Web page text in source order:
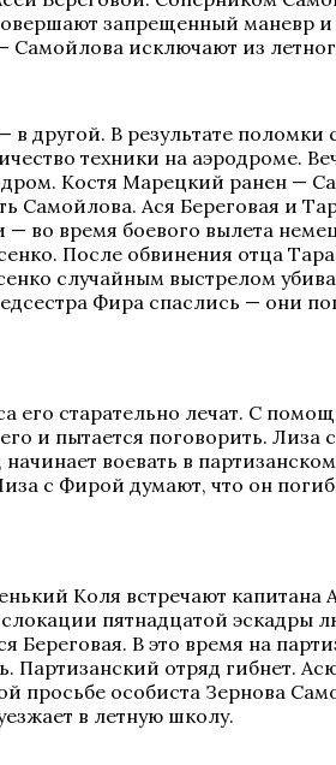
запрещенный маневр и
исключают из
другой. В результате
техники на аэродроме.
Костя Марецкий ранен —
Самойлова. Ася Береговая и
во время боевого вылета
После обвинения отца
случайным выстрелом
Фира спаслись — они
старательно лечат. С
и пытается поговорить.
воевать в
с Фирой думают, что он
Коля встречают
пятнадцатой
В это время на
Партизанский отряд гибнет.
просьбе особиста Зернова
в летную школу.